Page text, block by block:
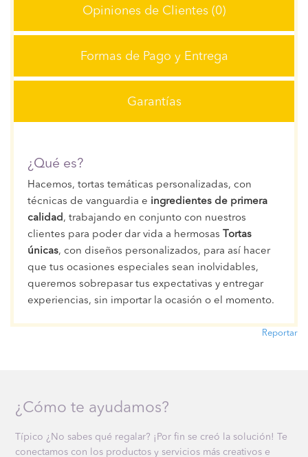
Opiniones de Clientes (0)
Formas de Pago y Entrega
Garantías
¿Qué es?
Hacemos, tortas temáticas personalizadas, con
técnicas de vanguardia e ingredientes de primera
calidad , trabajando en conjunto con nuestros
clientes para poder dar vida a hermosas
Tortas
únicas, con diseños personalizados, para así hacer
que tus ocasiones especiales sean inolvidables,
queremos sobrepasar tus expectativas y entregar
experiencias, sin importar la ocasión o el momento.
Reportar
¿Cómo te ayudamos?
Típico ¿No sabes qué regalar? ¡Por fin se creó la solución! Te
conectamos con los productos y servicios más creativos e